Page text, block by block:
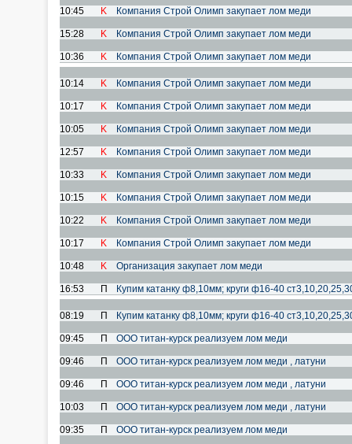
10:45 K Компания Строй Олимп закупает лом меди
15:28 K Компания Строй Олимп закупает лом меди
10:36 K Компания Строй Олимп закупает лом меди
10:14 K Компания Строй Олимп закупает лом меди
10:17 K Компания Строй Олимп закупает лом меди
10:05 K Компания Строй Олимп закупает лом меди
12:57 K Компания Строй Олимп закупает лом меди
10:33 K Компания Строй Олимп закупает лом меди
10:15 K Компания Строй Олимп закупает лом меди
10:22 K Компания Строй Олимп закупает лом меди
10:17 K Компания Строй Олимп закупает лом меди
10:48 K Организация закупает лом меди
16:53 П Купим катанку ф8,10мм; круги ф16-40
08:19 П Купим катанку ф8,10мм; круги ф16-40
09:45 П ООО титан-курск реализуем лом меди
09:46 П ООО титан-курск реализуем лом меди , латуни
09:46 П ООО титан-курск реализуем лом меди , латуни
10:03 П ООО титан-курск реализуем лом меди , латуни
09:35 П ООО титан-курск реализуем лом меди